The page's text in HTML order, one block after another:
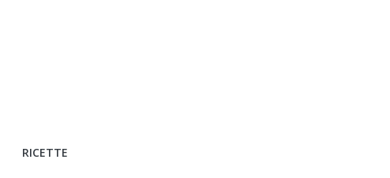
RICETTE